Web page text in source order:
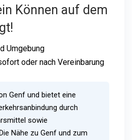
Können auf dem
Umgebung
oder nach Vereinbarung
Genf und bietet eine
durch
sowie
Nähe zu Genf und zum